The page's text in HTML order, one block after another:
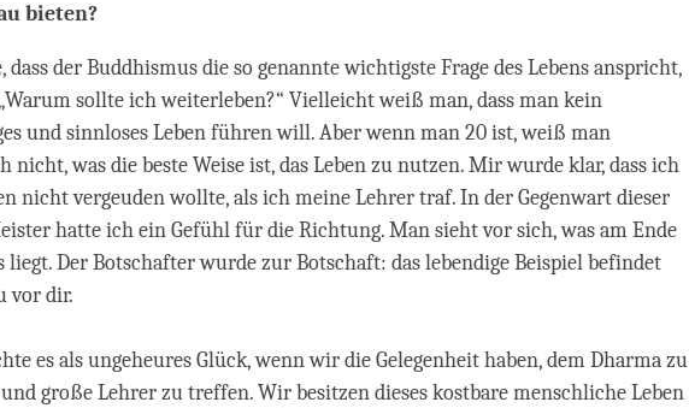
bieten?
dass der Buddhismus die so genannte wichtigste Frage des Lebens anspricht,
sollte ich weiterleben?“ Vielleicht weiß man, dass man kein
und sinnloses Leben führen will. Aber wenn man 20 ist, weiß man
nicht, was die beste Weise ist, das Leben zu nutzen. Mir wurde klar, dass ich
nicht vergeuden wollte, als ich meine Lehrer traf. In der Gegenwart dieser
hatte ich ein Gefühl für die Richtung. Man sieht vor sich, was am Ende
liegt. Der Botschafter wurde zur Botschaft: das lebendige Beispiel befindet
vor dir.
es als ungeheures Glück, wenn wir die Gelegenheit haben, dem Dharma zu
und große Lehrer zu treffen. Wir besitzen dieses kostbare menschliche Leben